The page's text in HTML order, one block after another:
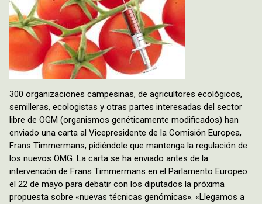
300 organizaciones campesinas, de agricultores ecológicos,
semilleras, ecologistas y otras partes interesadas del sector
libre de OGM (organismos genéticamente modificados) han
enviado una carta al Vicepresidente de la Comisión Europea,
Frans Timmermans, pidiéndole que mantenga la regulación de
los nuevos OMG. La carta se ha enviado antes de la
intervención de Frans Timmermans en el Parlamento Europeo
el 22 de mayo para debatir con los diputados la próxima
propuesta sobre «nuevas técnicas genómicas». «Llegamos a